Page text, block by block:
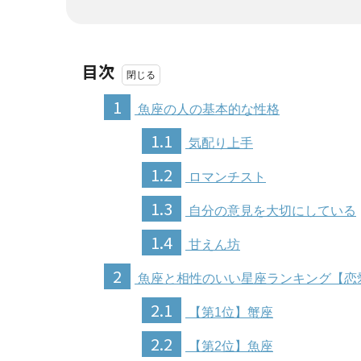
目次
1
魚座の人の基本的な性格
1.1 気配り上手
1.2 ロマンチスト
1.3 自分の意見を大切にしている
1.4 甘えん坊
2 魚座と相性のいい星座ランキング【恋
2.1 【第1位】蟹座
2.2 【第2位】魚座